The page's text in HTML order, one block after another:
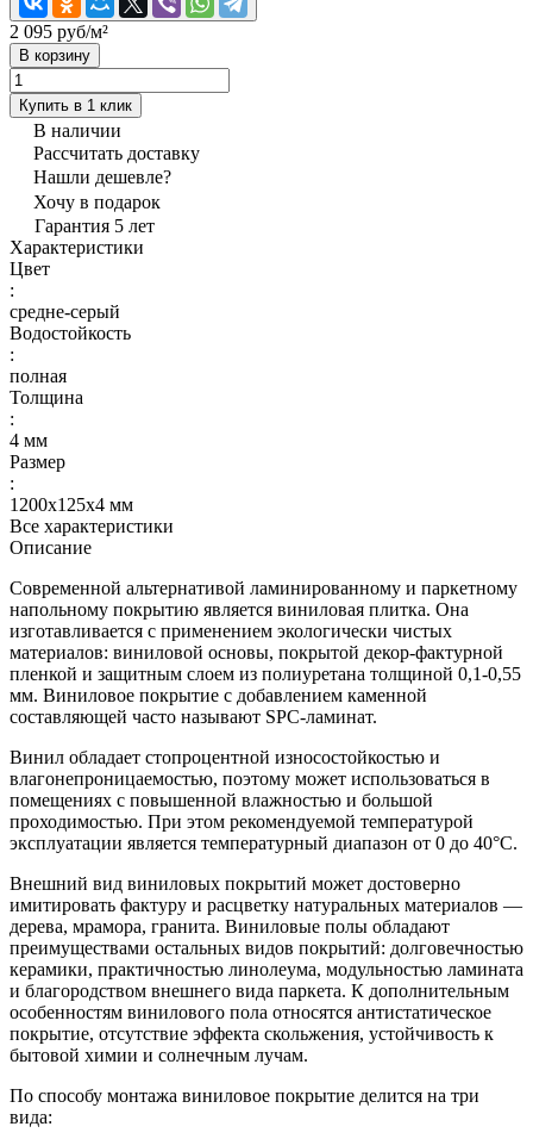
2 095 руб/м²
В корзину
Купить в 1 клик
В наличии
Рассчитать доставку
Нашли дешевле?
Хочу в подарок
Гарантия 5 лет
Характеристики
Цвет
:
средне-серый
Водостойкость
:
полная
Толщина
:
4 мм
Размер
:
1200х125х4 мм
Все характеристики
Описание
Современной альтернативой ламинированному и паркетному
напольному покрытию является виниловая плитка. Она
изготавливается с применением экологически чистых
материалов: виниловой основы, покрытой декор-фактурной
пленкой и защитным слоем из полиуретана толщиной 0,1-0,55
мм. Виниловое покрытие с добавлением каменной
составляющей часто называют SPC-ламинат.
Винил обладает стопроцентной износостойкостью и
влагонепроницаемостью, поэтому может использоваться в
помещениях с повышенной влажностью и большой
проходимостью. При этом рекомендуемой температурой
эксплуатации является температурный диапазон от 0 до 40°С.
Внешний вид виниловых покрытий может достоверно
имитировать фактуру и расцветку натуральных материалов —
дерева, мрамора, гранита. Виниловые полы обладают
преимуществами остальных видов покрытий: долговечностью
керамики, практичностью линолеума, модульностью ламината
и благородством внешнего вида паркета. К дополнительным
особенностям винилового пола относятся антистатическое
покрытие, отсутствие эффекта скольжения, устойчивость к
бытовой химии и солнечным лучам.
По способу монтажа виниловое покрытие делится на три
вида: